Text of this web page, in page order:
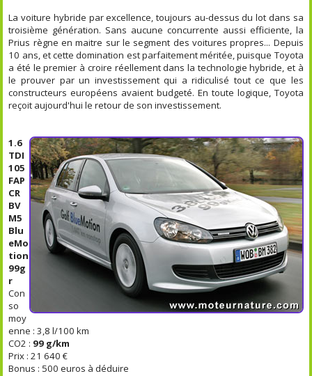
La voiture hybride par excellence, toujours au-dessus du lot dans sa
troisième génération. Sans aucune concurrente aussi efficiente, la
Prius règne en maitre sur le segment des voitures propres... Depuis
10 ans, et cette domination est parfaitement méritée, puisque Toyota
a été le premier à croire réellement dans la technologie hybride, et à
le prouver par un investissement qui a ridiculisé tout ce que les
constructeurs européens avaient budgeté. En toute logique, Toyota
reçoit aujourd'hui le retour de son investissement.
1.6
TDI
105
FAP
CR
BV
M5
Blu
eMo
tion
99g
r
Con
so
moy
enne : 3,8 l/100 km
CO2 : 99 g/km
Prix : 21 640 €
Bonus : 500 euros à déduire